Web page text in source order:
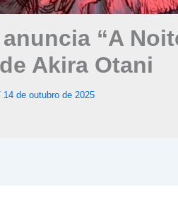
“A
Akira Otani
14 de outubro de 2025